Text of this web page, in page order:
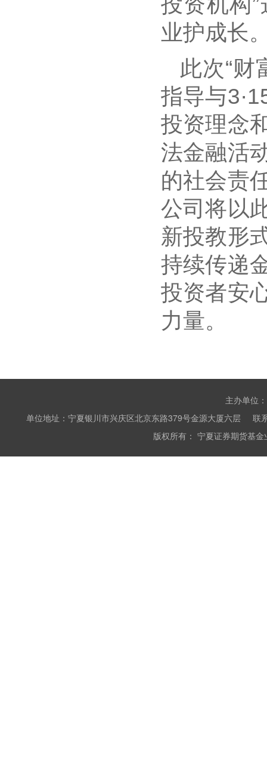
业护成长
此次“财
指导与
投资理念
法金融活
的社会责
公司将以
新投教形
持续传递
投资者安
力量。
主办单位
单位地址：宁夏银川市兴庆区北京东路379号金源大厦六层
版权所有： 宁夏证券期货